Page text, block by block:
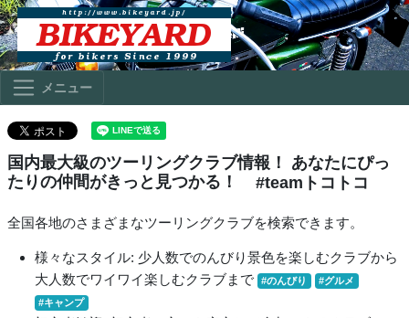
メニュー
国内最大級のツーリングクラブ情報！ あなたにぴっ
たりの仲間がきっと見つかる！
#teamトコトコ
全国各地のさまざまなツーリングクラブを検索できます。
様々なスタイル: 少人数でのんびり景色を楽しむクラブから
大人数でワイワイ楽しむクラブまで
#のんびり
#グルメ
#キャンプ